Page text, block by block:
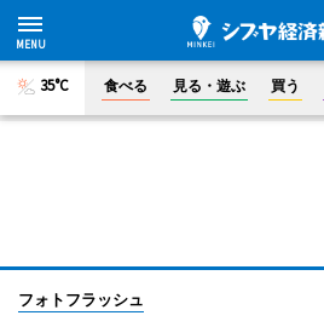
35°C 食べる 見る・遊ぶ 買う
フォトフラッシュ